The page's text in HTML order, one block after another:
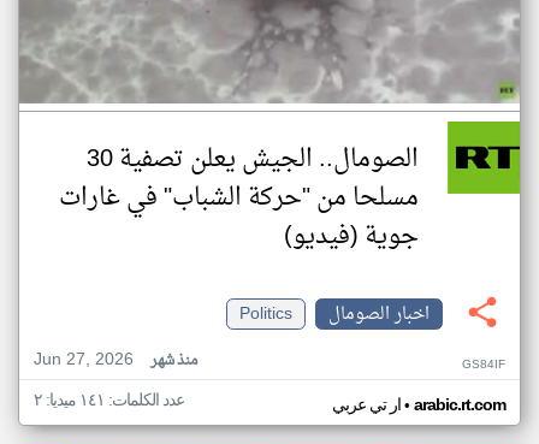
الصومال.. الجيش يعلن تصفية 30
مسلحا من "حركة الشباب" في غارات
جوية (فيديو)
اخبار الصومال
Politics
Jun 27, 2026
منذ شهر GS84IF
ار تي عربي• arabic.rt.com عدد الكلمات: ١٤١ ميديا: ٢